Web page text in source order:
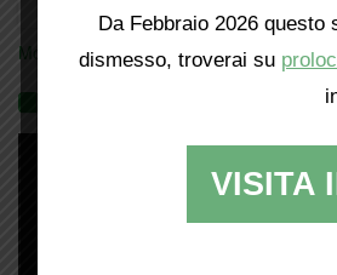
Mostra tutte le locandine
Da Febbraio 2026
dismesso, troverai su
VISITA